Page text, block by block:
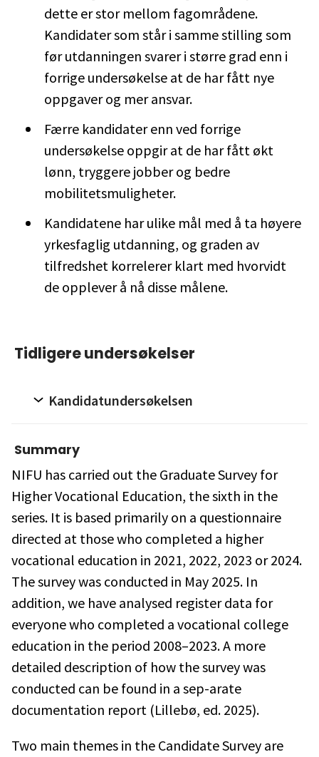
dette er stor mellom fagområdene.
Kandidater som står i samme stilling som
før utdanningen svarer i større grad enn i
forrige undersøkelse at de har fått nye
oppgaver og mer ansvar.
Færre kandidater enn ved forrige
undersøkelse oppgir at de har fått økt
lønn, tryggere jobber og bedre
mobilitetsmuligheter.
Kandidatene har ulike mål med å ta høyere
yrkesfaglig utdanning, og graden av
tilfredshet korrelerer klart med hvorvidt
de opplever å nå disse målene.
Tidligere undersøkelser
Kandidatundersøkelsen
Summary
NIFU has carried out the Graduate Survey for
Higher Vocational Education, the sixth in the
series. It is based primarily on a questionnaire
directed at those who completed a higher
vocational education in 2021, 2022, 2023 or 2024.
The survey was conducted in May 2025. In
addition, we have analysed register data for
everyone who completed a vocational college
education in the period 2008–2023. A more
detailed description of how the survey was
conducted can be found in a sep-arate
documentation report (Lillebø, ed. 2025).
Two main themes in the Candidate Survey are